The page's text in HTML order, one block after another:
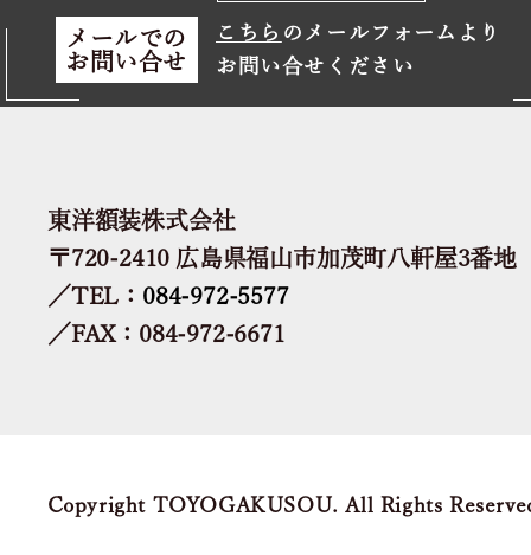
メールでの
お問い合せ
こちら のメールフォームより
お問い合せください
東洋額装株式会社
〒720-2410 広島県福山市加茂町八軒屋3番地
／TEL： 084-972-5577
／FAX：084-972-6671
Copyright TOYOGAKUSOU. All Rights